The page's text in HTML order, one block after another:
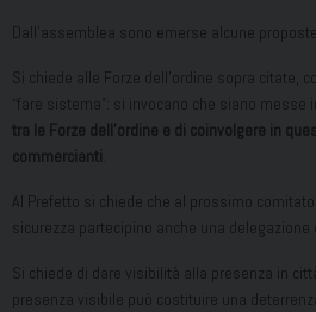
Dall’assemblea sono emerse alcune
Si chiede alle Forze dell’ordine sopra citate,
“fare sistema”: si invocano che siano messe
tra le Forze dell’ordine e di coinvolgere in
commercianti
Al Prefetto si chiede che al prossimo
sicurezza partecipino anche una
Si chiede di dare visibilità alla presenza in
presenza visibile può costituire una